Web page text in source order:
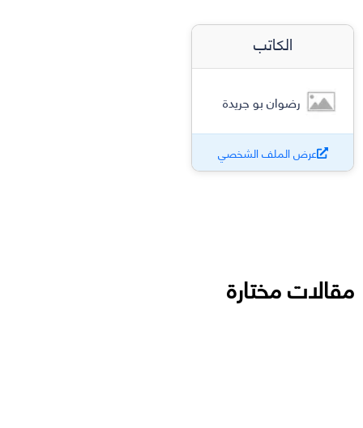
الكاتب
رضوان بو جريدة
عرض الملف الشخصي
مقالات مختارة